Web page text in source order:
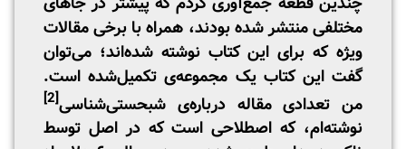
مختلفی منتشر شده بودند، همراه با برخی مقالات
ویژه که برای این کتاب نوشته شده‌اند؛ می‌توان
گفت این کتاب یک مجموعه‌ی تکمیل‌شده است.
من تعدادی مقاله درباره‌ی شبحستی‌شناسی[2]
نوشته‌ام، که اصطلاحی ا‌ست که در اصل توسط